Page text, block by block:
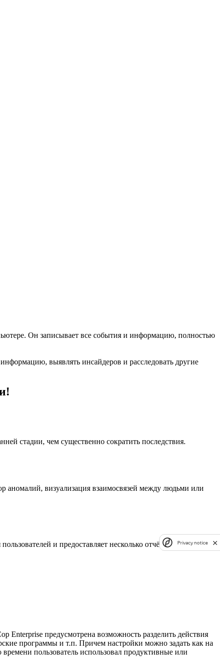
Он записывает все события и информацию, полностью
выявлять инсайдеров и расследовать другие
стадии, чем существенно сократить последствия.
аномалий, визуализация взаимосвязей между людьми или
и предоставляет несколько отчётов:
Enterprise предусмотрена возможность разделить действия
программы и т.п. Причем настройки можно задать как на
времени пользователь использовал продуктивные или
Privacy notice